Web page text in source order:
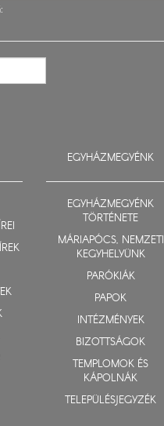
EGYHÁZMEGYÉNK
EGYHÁZMEGYÉNK
TÖRTÉNETE
MÁRIAPÓCS, NEMZETI
KEGYHELYÜNK
PARÓKIÁK
PAPOK
INTÉZMÉNYEK
BIZOTTSÁGOK
TEMPLOMOK ÉS
KÁPOLNÁK
TELEPÜLÉSJEGYZÉK